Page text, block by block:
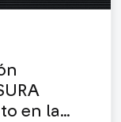
en la